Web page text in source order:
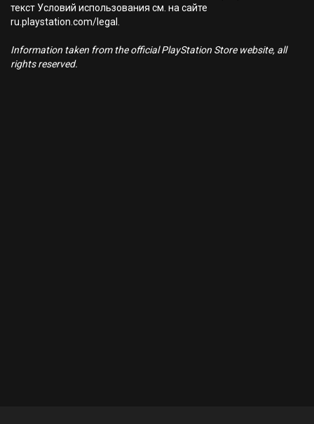
текст Условий использования см. на сайте
ru.playstation.com/legal.
Information taken from the official PlayStation Store website, all
rights reserved.